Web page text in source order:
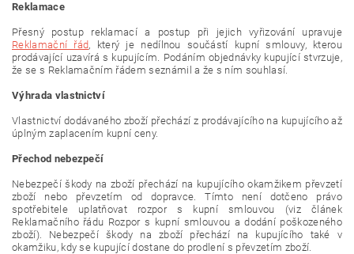
Reklamace
Přesný postup reklamací a postup při jejich vyřizování upravuje
Reklamační řád, který je nedílnou součástí kupní smlouvy, kterou
prodávající uzavírá s kupujícím. Podáním objednávky kupující stvrzuje,
že se s Reklamačním řádem seznámil a že s ním souhlasí.
Výhrada vlastnictví
Vlastnictví dodávaného zboží přechází z prodávajícího na kupujícího až
úplným zaplacením kupní ceny.
Přechod nebezpečí
Nebezpečí škody na zboží přechází na kupujícího okamžikem převzetí
zboží nebo převzetím od dopravce. Tímto není dotčeno právo
spotřebitele uplatňovat rozpor s kupní smlouvou (viz článek
Reklamačního řádu Rozpor s kupní smlouvou a dodání poškozeného
zboží). Nebezpečí škody na zboží přechází na kupujícího také v
okamžiku, kdy se kupující dostane do prodlení s převzetím zboží.